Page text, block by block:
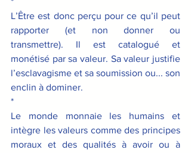
L’Être est donc perçu pour ce qu’il peut
rapporter (et non donner ou
transmettre). Il est catalogué et
monétisé par sa valeur. Sa valeur justifie
l’esclavagisme et sa soumission ou... son
enclin à dominer.
*
Le monde monnaie les humains et
intègre les valeurs comme des principes
moraux et des qualités à avoir ou à